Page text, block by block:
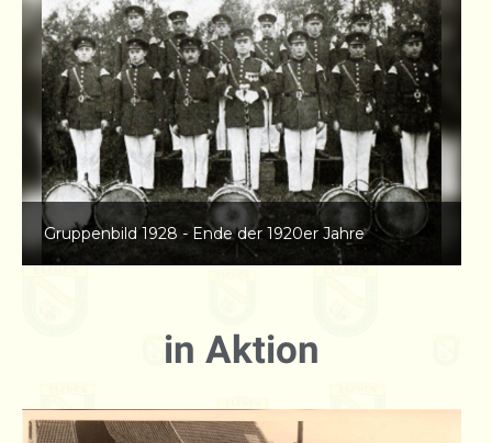
Gruppenbild 1938 - in den neuen erstmals grünen
Uniformen
in Aktion